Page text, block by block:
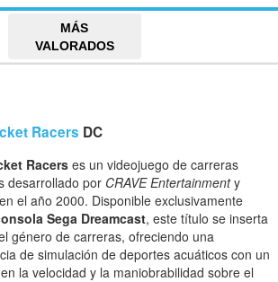
MÁS
VALORADOS
Racers DC
Racerses un videojuego de carreras
desarrollado por CRAVE Entertainmenty
el año 2000. Disponible exclusivamente
Sega Dreamcast, este título se inserta
género de carreras, ofreciendo una
de simulación de deportes acuáticos con un
la velocidad y la maniobrabilidad sobre el